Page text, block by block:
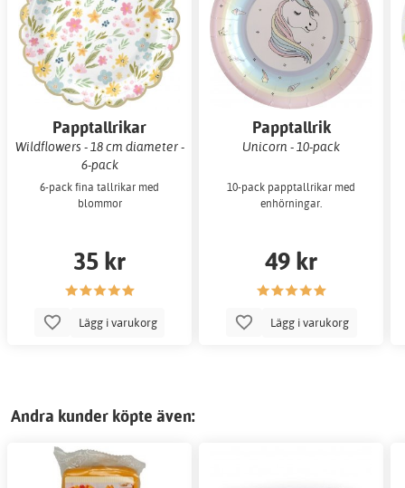
Papptallrikar
Wildflowers - 18 cm diameter -
6-pack
6-pack fina tallrikar med
blommor
35 kr
Lägg i varukorg
Papptallrik
Unicorn - 10-pack
10-pack papptallrikar med
enhörningar.
49 kr
Lägg i varukorg
Andra kunder köpte även: